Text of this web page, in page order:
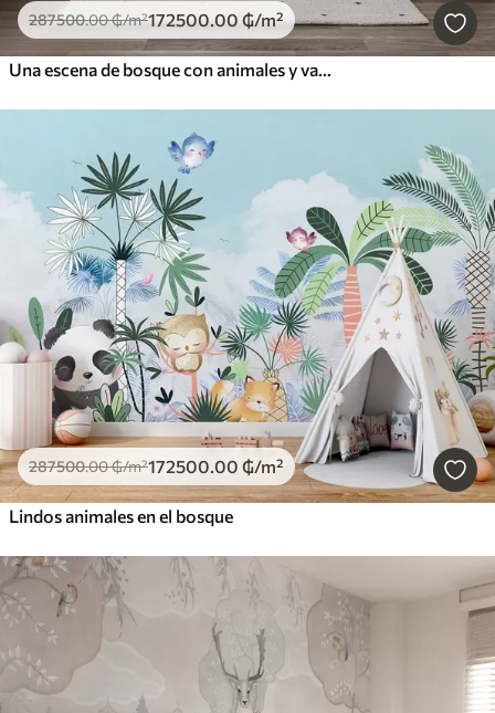
287500.00₲/m²172500.00 ₲/m²
Una escena de bosque con animales y varios pinos al fondo
287500.00₲/m²172500 .00 ₲/m²
Lindos animales en el bosque